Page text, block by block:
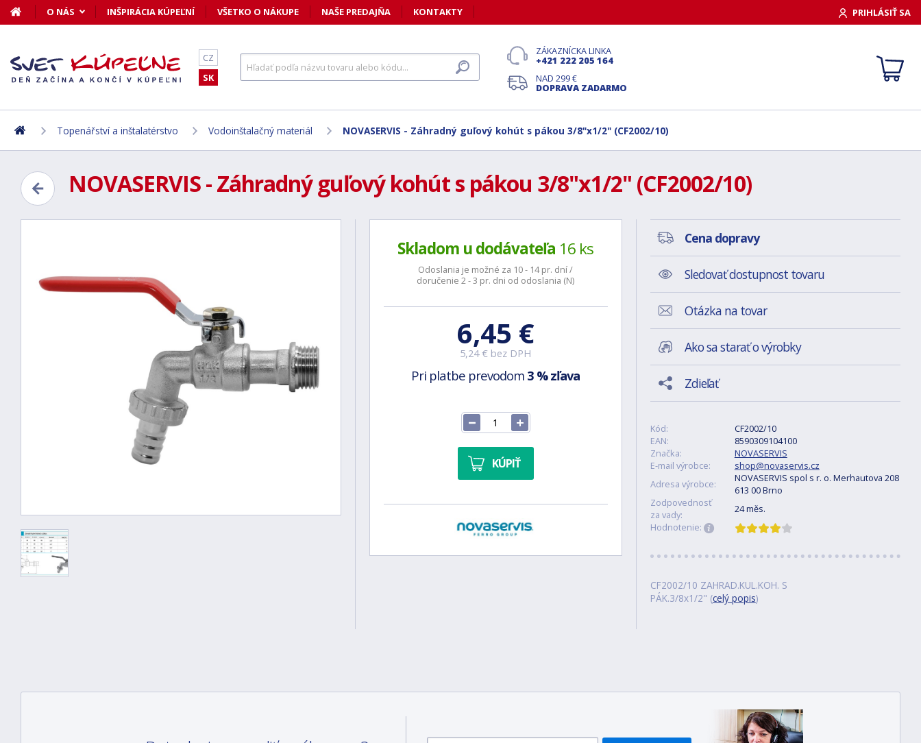
O NÁS INŠPIRÁCIA KÚPEĽNÍ VŠETKO O NÁKUPE NAŠE PREDAJŇA KONTAKTY PRIHLÁSIŤ SA
CZ
SK
ZÁKAZNÍCKA LINKA
+421 222 205 164
NAD 299 €
DOPRAVA ZADARMO
Topenářství a inštalatérstvo Vodoinštalačný materiál NOVASERVIS - Záhradný guľový kohút s pákou 3/8"x1/2" (CF2002/10)
NOVASERVIS - Záhradný guľový kohút s pákou 3/8"x1/2" (CF2002/10)
Skladom u dodávateľa 16 ks
Odoslania je možné za 10 - 14 pr. dní /
doručenie 2 - 3 pr. dni od odoslania (N)
6,45 €
5,24 € bez DPH
Pri platbe prevodom 3 % zľava
KÚPIŤ
Cena dopravy
Sledovať dostupnost tovaru
Otázka na tovar
Ako sa starať o výrobky
Zdieľať
Kód:
CF2002/10
EAN:
8590309104100
Značka:
NOVASERVIS
E-mail výrobce:
shop@novaservis.cz
Adresa výrobce:
NOVASERVIS spol s r. o. Merhautova 208
613 00 Brno
Zodpovednosť
za vady:
24 měs.
Hodnotenie:
CF2002/10 ZAHRAD.KUL.KOH. S
PÁK.3/8x1/2" (celý popis)